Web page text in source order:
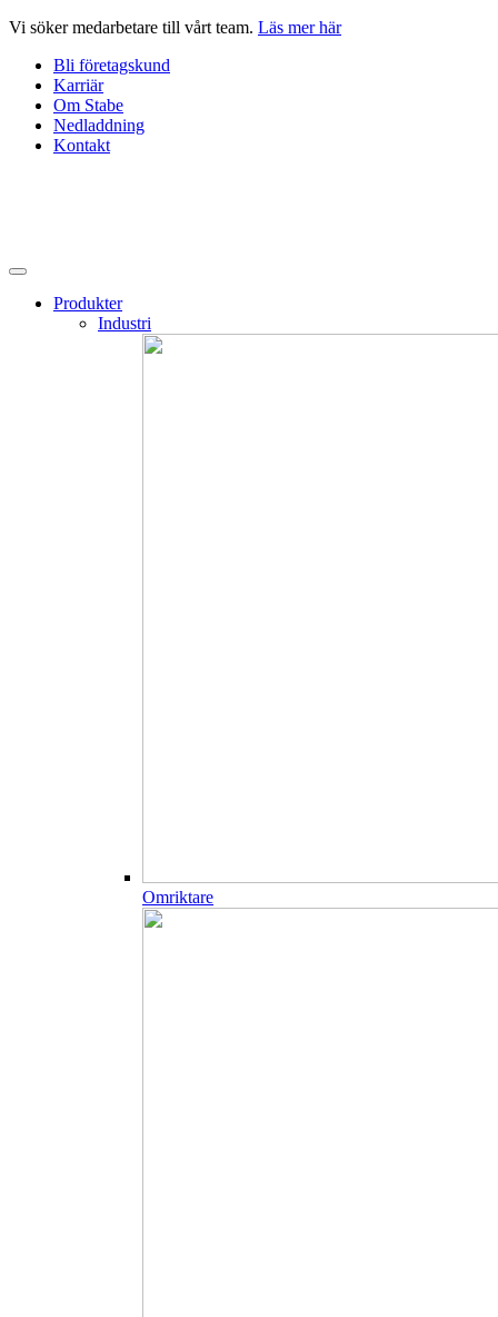
Hoppa
innehåll
Vi söker medarbetare till vårt team. Läs mer här
Bli företagskund
Karriär
Om Stabe
Nedladdning
Kontakt
Produkter
Industri
Omriktare